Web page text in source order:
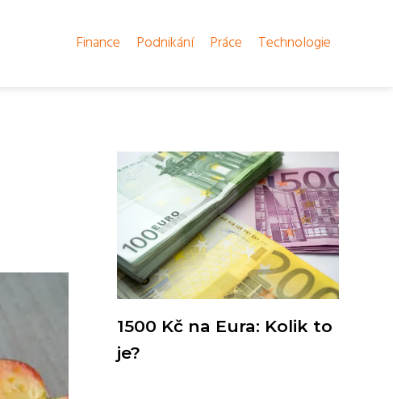
Finance Podnikání Práce Technologie
1500 Kč na Eura: Kolik to
je?